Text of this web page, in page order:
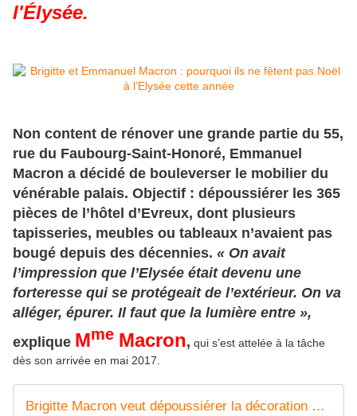
l'Élysée.
Non content de rénover une grande partie du 55,
rue du Faubourg-Saint-Honoré, Emmanuel
Macron a décidé de bouleverser le mobilier du
vénérable palais. Objectif : dépoussiérer les 365
pièces de l’hôtel d’Evreux, dont plusieurs
tapisseries, meubles ou tableaux n’avaient pas
bougé depuis des décennies. « On avait
l’impression que l’Elysée était devenu une
forteresse qui se protégeait de l’extérieur. On va
alléger, épurer. Il faut que la lumière entre »,
explique Mme Macron, qui s’est attelée à la tâche
dès son arrivée en mai 2017.
Brigitte Macron veut dépoussiérer la décoration de l'Elysée - MOINS de BIENS PLUS de LIENS